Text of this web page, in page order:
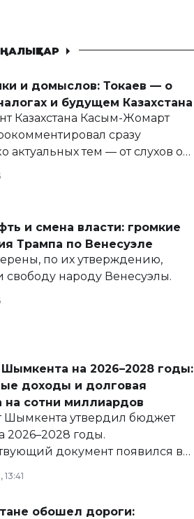
и домыслов: Токаев — о
и будущем Казахстана
Казахстана Касым-Жомарт
сразу
актуальных тем — от слухов о
и личного здоровья.
и смена власти: громкие
Трампа по Венесуэле
по их утверждению,
свободу народу Венесуэлы.
на 2026–2028 годы:
доходы и долговая
на сотни миллиардов
Шымкента утвердил бюджет
2026–2028 годы.
документ появился в
города.
13:41
обошел дороги: